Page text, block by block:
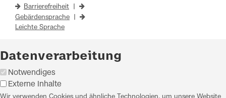
Barrierefreiheit
Gebärdensprache
Leichte Sprache
Datenverarbeitung
Notwendiges
Externe Inhalte